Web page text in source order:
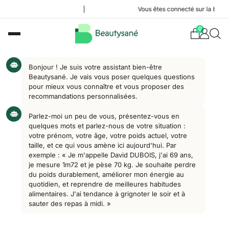
Vous êtes connecté sur la
0
Bonjour ! Je suis votre assistant bien-être
Beautysané. Je vais vous poser quelques questions
pour mieux vous connaître et vous proposer des
recommandations personnalisées.
Parlez-moi un peu de vous, présentez-vous en
quelques mots et parlez-nous de votre situation :
votre prénom, votre âge, votre poids actuel, votre
taille, et ce qui vous amène ici aujourd'hui. Par
exemple : « Je m'appelle David DUBOIS, j'ai 69 ans,
je mesure 1m72 et je pèse 70 kg. Je souhaite perdre
du poids durablement, améliorer mon énergie au
quotidien, et reprendre de meilleures habitudes
alimentaires. J'ai tendance à grignoter le soir et à
sauter des repas à midi. »